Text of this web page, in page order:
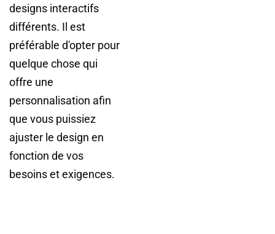
designs interactifs
différents. Il est
préférable d'opter pour
quelque chose qui
offre une
personnalisation afin
que vous puissiez
ajuster le design en
fonction de vos
besoins et exigences.